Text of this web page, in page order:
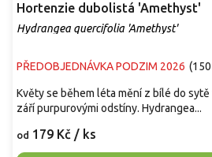
Hortenzie dubolistá 'Amethyst'
Hydrangea quercifolia 'Amethyst'
PŘEDOBJEDNÁVKA PODZIM 2026 (
od 179 Kč / ks
Květy se během léta mění z bílé do
září purpurovými odstíny. Hydrangea...